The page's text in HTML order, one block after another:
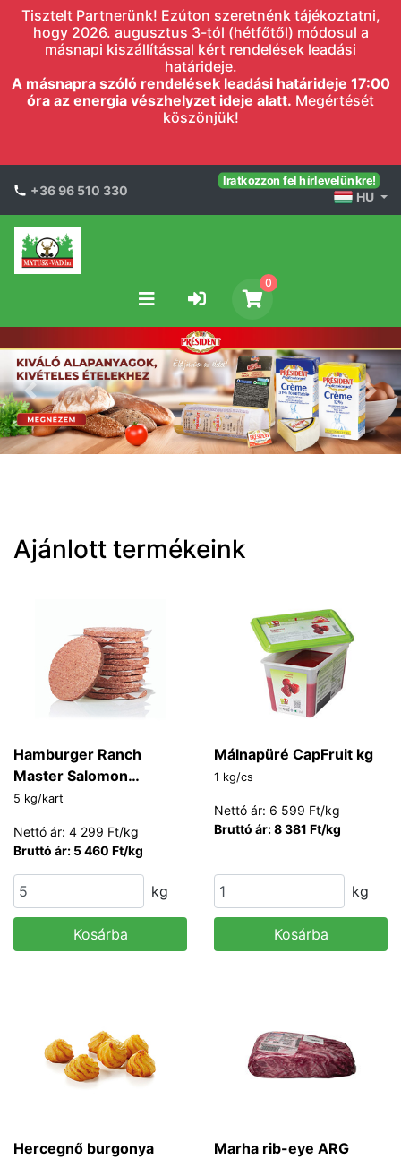
Tisztelt Partnerünk! Ezúton szeretnénk tájékoztatni,
hogy 2026. augusztus 3-tól (hétfőtől) módosul a
másnapi kiszállítással kért rendelések leadási
határideje.
A másnapra szóló rendelések leadási határideje 17:00
óra az energia vészhelyzet ideje alatt. Megértését
köszönjük!
+36 96 510 330
Iratkozzon fel hírlevelünkre!
HU
0
Previous Next
Ajánlott termékeink
Hamburger Ranch
Master Salomon
FoodWorld 100 g/db
5 kg/kart
Nettó ár: 4 299 Ft/kg
Bruttó ár: 5 460 Ft/kg
kg
Kosárba
Málnapüré CapFruit kg
1 kg/cs
Nettó ár: 6 599 Ft/kg
Bruttó ár: 8 381 Ft/kg
kg
Kosárba
Hercegnő burgonya
Marha rib-eye ARG